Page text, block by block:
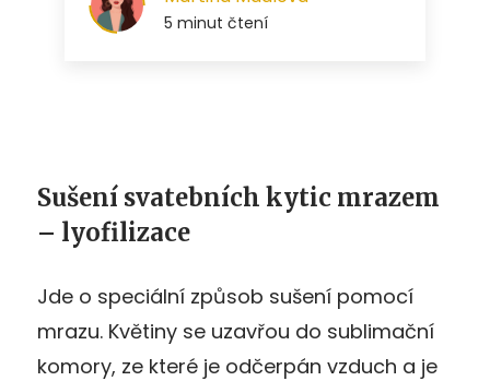
Sušení svatebních kytic mrazem
– lyofilizace
Jde o speciální způsob sušení pomocí
mrazu. Květiny se uzavřou do sublimační
komory, ze které je odčerpán vzduch a je